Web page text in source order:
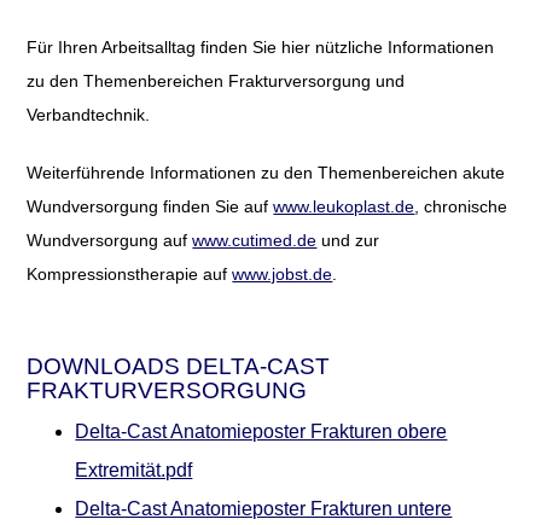
Für Ihren Arbeitsalltag finden Sie hier nützliche Informationen
zu den Themenbereichen Frakturversorgung und
Verbandtechnik.
Weiterführende Informationen zu den Themenbereichen akute
Wundversorgung finden Sie aufwww.leukoplast.de , chronische
Wundversorgung aufwww.cutimed.de und zur
Kompressionstherapie aufwww.jobst.de
DOWNLOADS DELTA-CAST
FRAKTURVERSORGUNG
Delta-Cast Anatomieposter Frakturen obere
Extremität.pdf
Delta-Cast Anatomieposter Frakturen untere